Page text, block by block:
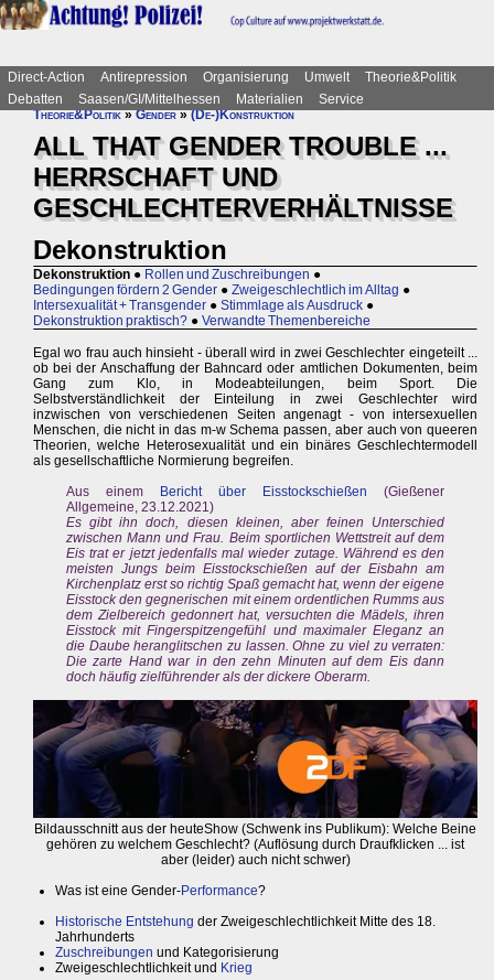
Direct-Action Antirepression Organisierung Umwelt
Theorie&Politik
Debatten
Saasen/GI/Mittelhessen Materialien
Service
Theorie&Politik»Gender»(De-)Konstruktion
ALL THAT GENDER TROUBLE ...
HERRSCHAFT UND
GESCHLECHTERVERHÄLTNISSE
Dekonstruktion
Dekonstruktion ● Rollen und Zuschreibungen ●
Bedingungen fördern 2 Gender ● Zweigeschlechtlich im Alltag ●
Intersexualität + Transgender ● Stimmlage als Ausdruck ●
Dekonstruktion praktisch? ● Verwandte Themenbereiche
Egal wo frau auch hinsieht - überall wird in zwei Geschlechter eingeteilt ...
ob bei der Anschaffung der Bahncard oder amtlichen Dokumenten, beim
Gang zum Klo, in Modeabteilungen, beim Sport. Die
Selbstverständlichkeit der Einteilung in zwei Geschlechter wird
inzwischen von verschiedenen Seiten angenagt - von intersexuellen
Menschen, die nicht in das m-w Schema passen, aber auch von queeren
Theorien, welche Heterosexualität und ein binäres Geschlechtermodell
als gesellschaftliche Normierung begreifen.
Aus einem
Bericht über Eisstockschießen (Gießener
Allgemeine, 23.12.2021)
Es gibt ihn doch, diesen kleinen, aber feinen Unterschied
zwischen Mann und Frau. Beim sportlichen Wettstreit auf dem
Eis trat er jetzt jedenfalls mal wieder zutage. Während es den
meisten Jungs beim Eisstockschießen auf der Eisbahn am
Kirchenplatz erst so richtig Spaß gemacht hat, wenn der eigene
Eisstock den gegnerischen mit einem ordentlichen Rumms aus
dem Zielbereich gedonnert hat, versuchten die Mädels, ihren
Eisstock mit Fingerspitzengefühl und maximaler Eleganz an
die Daube heranglitschen zu lassen. Ohne zu viel zu verraten:
Die zarte Hand war in den zehn Minuten auf dem Eis dann
doch häufig zielführender als der dickere Oberarm.
Bildausschnitt aus der heuteShow (Schwenk ins Publikum): Welche Beine
gehören zu welchem Geschlecht? (Auflösung durch Draufklicken ... ist
aber (leider) auch nicht schwer)
Was ist eine Gender-Performance?
Historische Entstehung der Zweigeschlechtlichkeit Mitte des 18.
Jahrhunderts
Zuschreibungen und Kategorisierung
Zweigeschlechtlichkeit und Krieg